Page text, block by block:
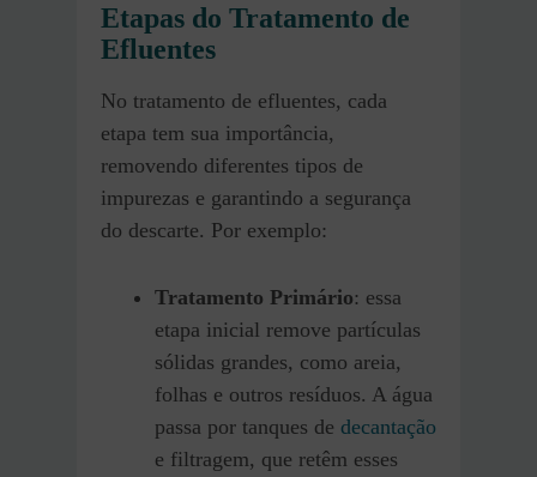
Etapas do Tratamento de
Efluentes
No tratamento de efluentes, cada
etapa tem sua importância,
removendo diferentes tipos de
impurezas e garantindo a segurança
do descarte. Por exemplo:
Tratamento Primário: essa
etapa inicial remove partículas
sólidas grandes, como areia,
folhas e outros resíduos. A água
passa por tanques de decantação
e filtragem, que retêm esses